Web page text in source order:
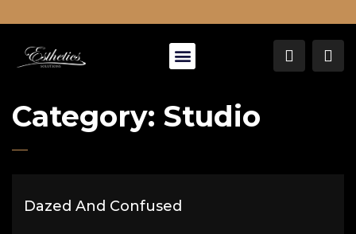
Category: Studio
Dazed And Confused